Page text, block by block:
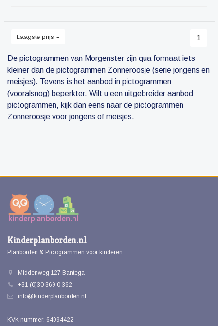
Laagste prijs 1
De pictogrammen van Morgenster zijn qua formaat iets
kleiner dan de pictogrammen Zonneroosje (serie jongens en
meisjes). Tevens is het aanbod in pictogrammen
(vooralsnog) beperkter. Wilt u een uitgebreider aanbod
pictogrammen, kijk dan eens naar de pictogrammen
Zonneroosje voor jongens of meisjes.
Kinderplanborden.nl
Planborden & Pictogrammen voor kinderen
Middenweg 127 Bantega
+31 (0)30 369 0 362
info@kinderplanborden.nl
KVK nummer: 64994422